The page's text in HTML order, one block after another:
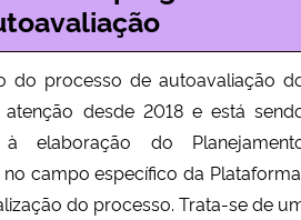
processo de autoavaliação
atenção desde 2018 e está
elaboração do
campo específico da
do processo. Trata-se de